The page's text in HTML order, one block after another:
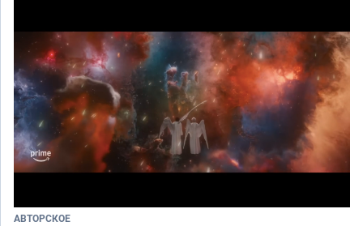
АВТОРСКОЕ